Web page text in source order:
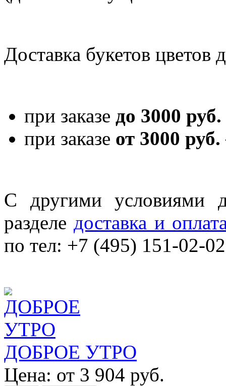
Доставка букетов цветов
при заказе до 3000 руб.
при заказе от 3000 руб.
С другими условиями
разделе доставка и
по тел: +7 (495) 151-02-02
ДОБРОЕ УТРО
Цена: от 3 904 руб.